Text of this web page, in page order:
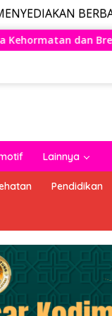
Lainnya
Pendidikan